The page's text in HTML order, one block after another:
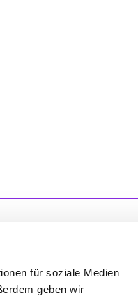
für soziale Medien
geben wir